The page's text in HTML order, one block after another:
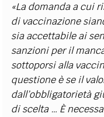
«La domanda a cui
di vaccinazione
sia accettabile ai
sanzioni per il
sottoporsi alla
questione è se il
dall’obbligatorietà
di scelta … È